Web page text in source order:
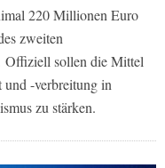
220 Millionen Euro
zweiten
Offiziell sollen die Mittel
-verbreitung in
zu stärken.